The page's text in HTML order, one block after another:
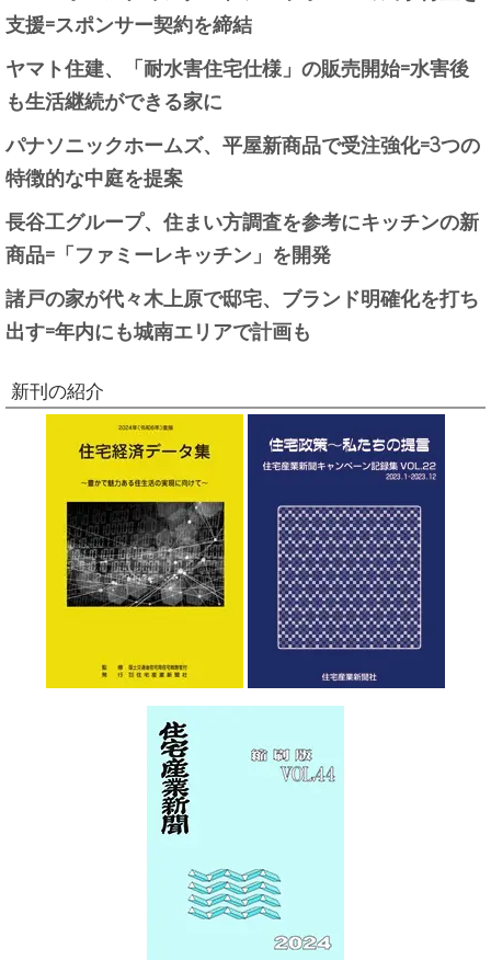
支援=スポンサー契約を締結
ヤマト住建、「耐水害住宅仕様」の販売開始=水害後
も生活継続ができる家に
パナソニックホームズ、平屋新商品で受注強化=3つの
特徴的な中庭を提案
長谷工グループ、住まい方調査を参考にキッチンの新
商品=「ファミーレキッチン」を開発
諸戸の家が代々木上原で邸宅、ブランド明確化を打ち
出す=年内にも城南エリアで計画も
新刊の紹介